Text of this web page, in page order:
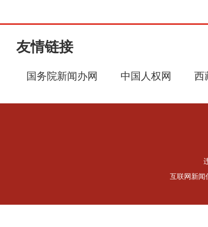
友情链接
国务院新闻办网 中国人权网 西
互联网新闻